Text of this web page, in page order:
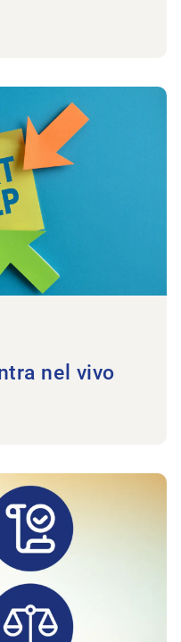
nel vivo
vivo
AI: si conferma un